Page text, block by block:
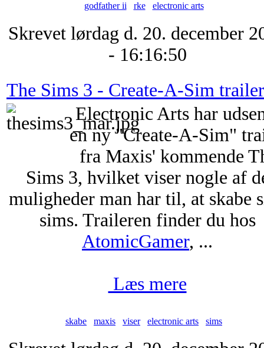
godfather ii rke electronic arts
Skrevet lørdag d. 20. december
- 16:16:50
The Sims 3 - Create-A-Sim
Electronic Arts har
en ny "Create-A-Sim"
fra Maxis' kommende
Sims 3, hvilket viser nogle af
muligheder man har til, at skabe
sims. Traileren finder du hos
AtomicGamer, ...
Læs mere
skabe maxis viser electronic arts sims